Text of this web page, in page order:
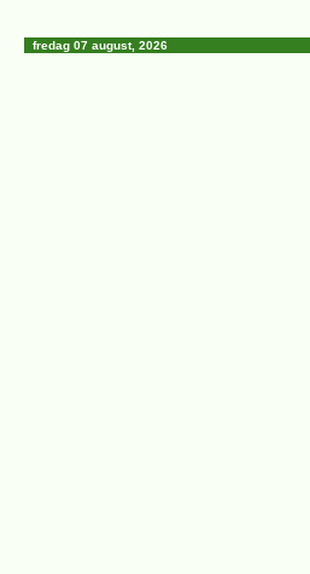
fredag 07 august, 2026